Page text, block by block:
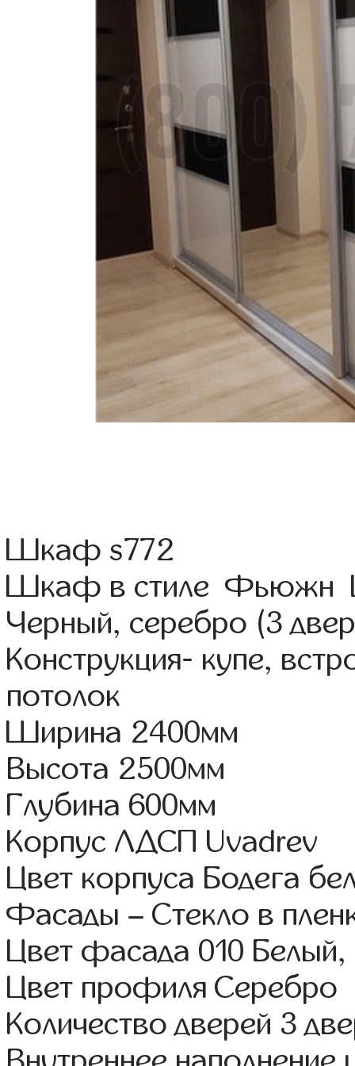
Шкаф s772
Шкаф в стиле Фьюжн
Черный, серебро (3
Конструкция- купе,
потолок
Ширина 2400мм
Высота 2500мм
Глубина 600мм
Корпус ЛДСП Uvadrev
Цвет корпуса Бодега
Фасады – Стекло в
Цвет фасада 010
Цвет профиля Серебро
Количество дверей 3